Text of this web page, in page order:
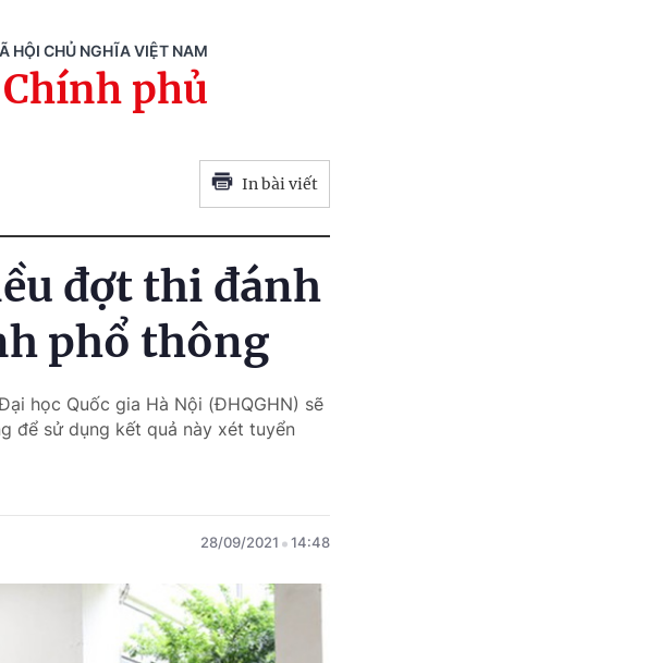
HỘI CHỦ NGHĨA VIỆT NAM
phủ
In bài viết
đợt thi đánh
phổ thông
học Quốc gia Hà Nội (ĐHQGHN) sẽ
để sử dụng kết quả này xét tuyển
28/09/2021 14:48